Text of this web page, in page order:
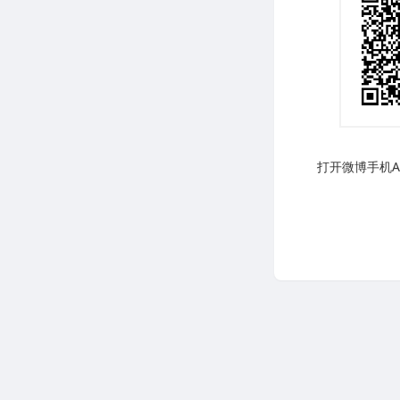
打开微博手机